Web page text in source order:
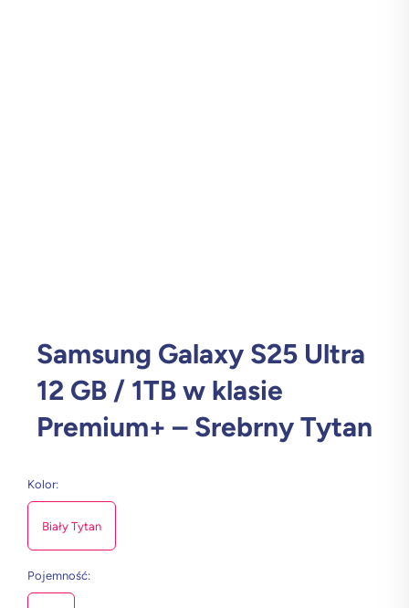
Samsung Galaxy S25 Ultra
12 GB / 1TB w klasie
Premium+ – Srebrny Tytan
Kolor:
Biały Tytan
Pojemność: